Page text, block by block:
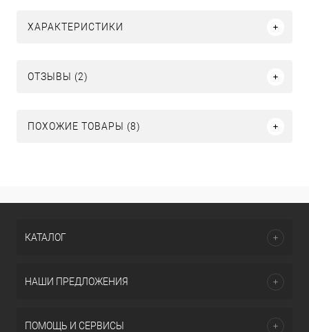
ХАРАКТЕРИСТИКИ
ОТЗЫВЫ (2)
ПОХОЖИЕ ТОВАРЫ (8)
КАТАЛОГ
НАШИ ПРЕДЛОЖЕНИЯ
ПОМОЩЬ И СЕРВИСЫ